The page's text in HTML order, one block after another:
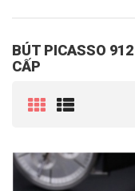
BÚT PICASSO
CẤP